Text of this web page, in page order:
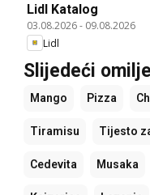
Lidl Katalog
03.08.2026- 09.08.2026
Lidl
Slijedeći
Mango Pizza
Tiramisu Tijesto
Cedevita Musaka